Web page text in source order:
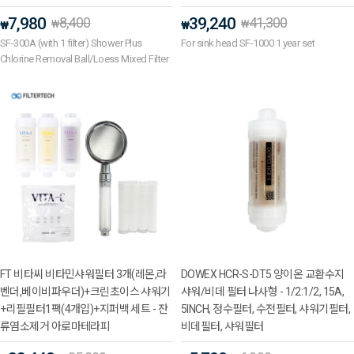
₩7,980 ₩8,400
SF-300A (with 1 filter) Shower Plus
Chlorine Removal Ball/Loess Mixed Filter
₩39,240 ₩41,300
For sink head SF-1000 1 year set
FT 비타씨 비타민샤워필터 3개(레몬,라
벤더,베이비파우더)+크린초이스 샤워기
+리필필터1팩(4개입)+지퍼백 세트 - 잔
류염소제거 아로마테라피
DOWEX HCR-S-DT5 양이온 교환수지
샤워/비데 필터 나사형 - 1/2:1/2, 15A,
5INCH, 정수필터, 수전필터, 샤워기필터,
비데필터, 샤워필터